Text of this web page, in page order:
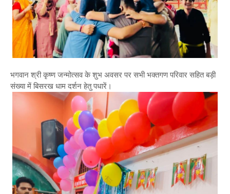
भगवान श्री कृष्ण जन्मोत्सव के शुभ अवसर पर सभी भक्तगण परिवार सहित बड़ी
संख्या में बिसरख धाम दर्शन हेतु पधारें।